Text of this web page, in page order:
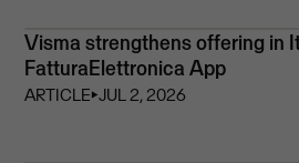
Visma strengthens offering in
FatturaElettronica App
ARTICLE⏵JUL 2, 2026